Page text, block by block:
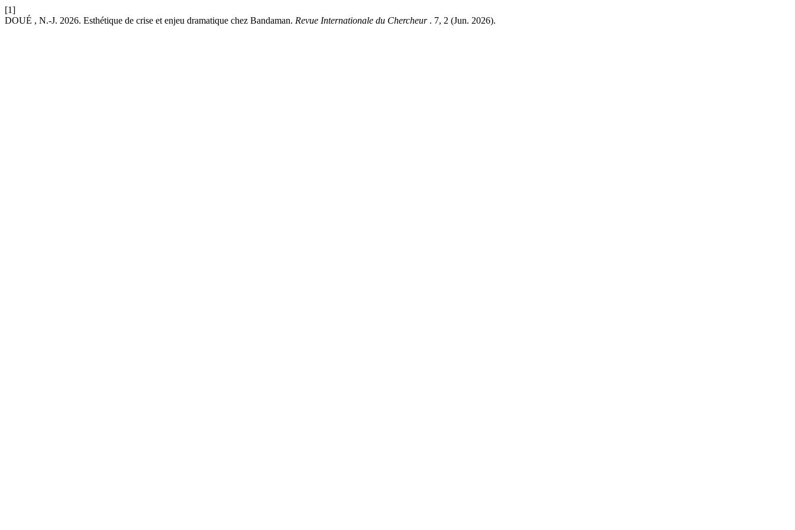
[1]
DOUÉ , N.-J. 2026. Esthétique de crise et enjeu dramatique chez Bandaman. Revue Internationale du Chercheur . 7, 2 (Jun. 2026).